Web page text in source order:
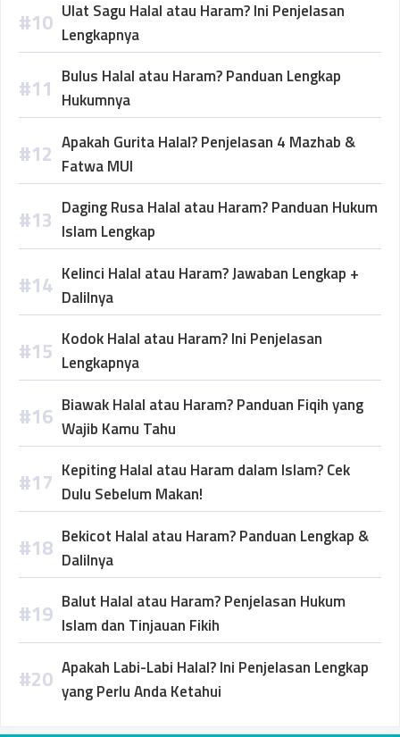
Ulat Sagu Halal atau Haram? Ini Penjelasan
Lengkapnya
Bulus Halal atau Haram? Panduan Lengkap
Hukumnya
Apakah Gurita Halal? Penjelasan 4 Mazhab &
Fatwa MUI
Daging Rusa Halal atau Haram? Panduan Hukum
Islam Lengkap
Kelinci Halal atau Haram? Jawaban Lengkap +
Dalilnya
Kodok Halal atau Haram? Ini Penjelasan
Lengkapnya
Biawak Halal atau Haram? Panduan Fiqih yang
Wajib Kamu Tahu
Kepiting Halal atau Haram dalam Islam? Cek
Dulu Sebelum Makan!
Bekicot Halal atau Haram? Panduan Lengkap &
Dalilnya
Balut Halal atau Haram? Penjelasan Hukum
Islam dan Tinjauan Fikih
Apakah Labi-Labi Halal? Ini Penjelasan Lengkap
yang Perlu Anda Ketahui